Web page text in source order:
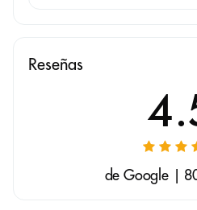
Reseñas
de Google |